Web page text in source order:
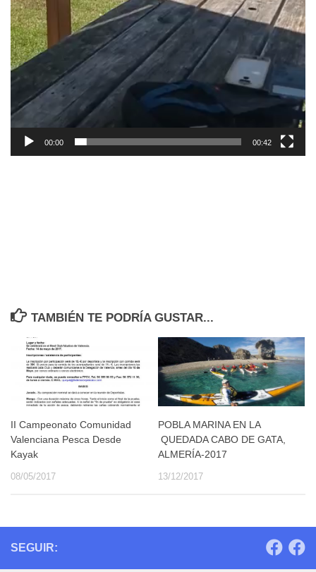
00:00 00:42
TAMBIÉN TE PODRÍA GUSTAR...
II Campeonato Comunidad
Valenciana Pesca Desde
Kayak
08/05/2017
POBLA MARINA EN LA
QUEDADA CABO DE GATA,
ALMERÍA-2017
13/12/2017
SEGUIR: